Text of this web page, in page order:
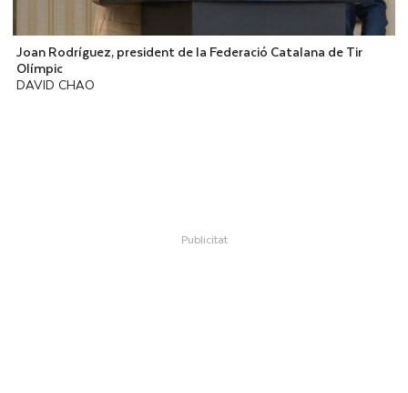
Joan Rodríguez, president de la Federació Catalana de Tir
Olímpic
DAVID CHAO